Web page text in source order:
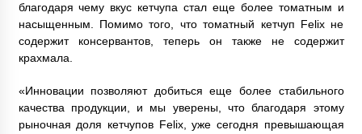
благодаря чему вкус кетчупа стал еще более томатным и
насыщенным. Помимо того, что томатный кетчуп Felix не
содержит консервантов, теперь он также не содержит
крахмала.
«Инновации позволяют добиться еще более стабильного
качества продукции, и мы уверены, что благодаря этому
рыночная доля кетчупов Felix, уже сегодня превышающая